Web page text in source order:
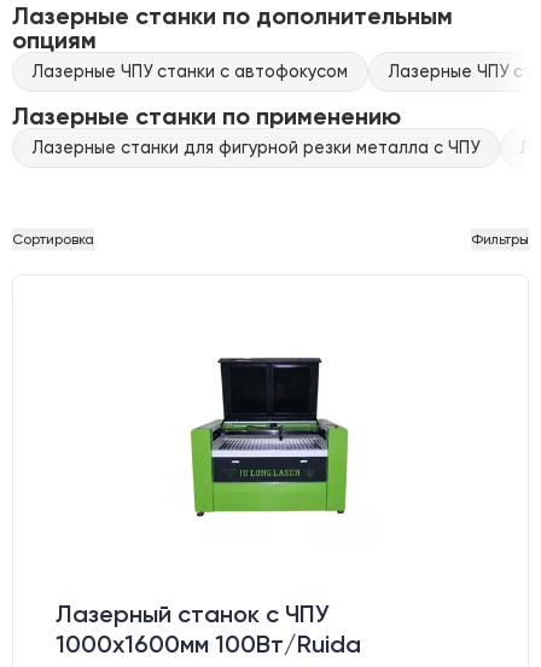
Лазерные станки по дополнительным
опциям
Лазерные ЧПУ станки с автофокусом Лазерные ЧПУ
Лазерные станки по применению
Лазерные станки для фигурной резки металла с ЧПУ
Сортировка Фильтры
Лазерный станок c ЧПУ
1000х1600мм 100Вт/Ruida